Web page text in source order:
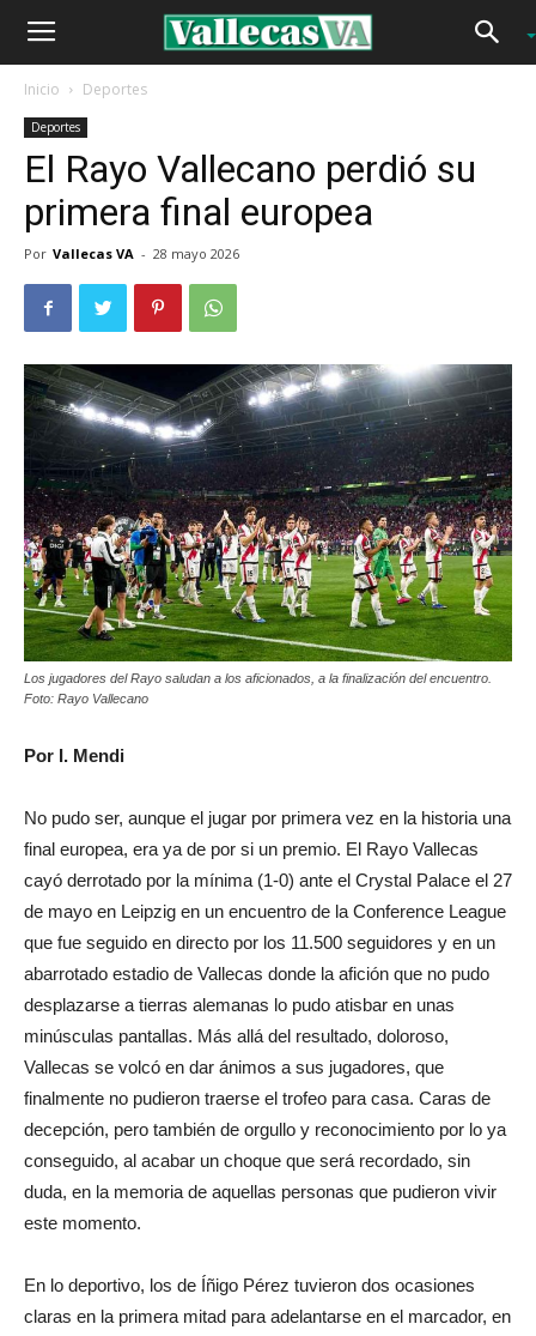
Inicio Deportes
Deportes
El Rayo Vallecano perdió su
primera final europea
Por Vallecas VA - 28 mayo 2026
Los jugadores del Rayo saludan a los aficionados, a la finalización del encuentro.
Foto: Rayo Vallecano
Por I. Mendi
No pudo ser, aunque el jugar por primera vez en la historia una
final europea, era ya de por si un premio. El Rayo Vallecas
cayó derrotado por la mínima (1-0) ante el Crystal Palace el 27
de mayo en Leipzig en un encuentro de la Conference League
que fue seguido en directo por los 11.500 seguidores y en un
abarrotado estadio de Vallecas donde la afición que no pudo
desplazarse a tierras alemanas lo pudo atisbar en unas
minúsculas pantallas. Más allá del resultado, doloroso,
Vallecas se volcó en dar ánimos a sus jugadores, que
finalmente no pudieron traerse el trofeo para casa. Caras de
decepción, pero también de orgullo y reconocimiento por lo ya
conseguido, al acabar un choque que será recordado, sin
duda, en la memoria de aquellas personas que pudieron vivir
este momento.
En lo deportivo, los de Íñigo Pérez tuvieron dos ocasiones
claras en la primera mitad para adelantarse en el marcador, en